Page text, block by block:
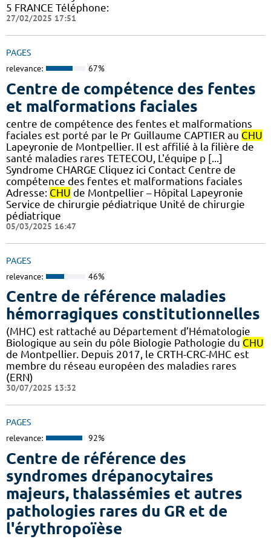
5 FRANCE Téléphone:
27/02/2025 17:51
PAGES
relevance: 67%
Centre de compétence des fentes
et malformations faciales
centre de compétence des fentes et malformations
faciales est porté par le Pr Guillaume CAPTIER au CHU
Lapeyronie de Montpellier. Il est affilié à la filière de
santé maladies rares TETECOU, L'équipe p [...]
Syndrome CHARGE Cliquez ici Contact Centre de
compétence des fentes et malformations faciales
Adresse: CHU de Montpellier – Hôpital Lapeyronie
Service de chirurgie pédiatrique Unité de chirurgie
pédiatrique
05/03/2025 16:47
PAGES
relevance: 46%
Centre de référence maladies
hémorragiques constitutionnelles
(MHC) est rattaché au Département d’Hématologie
Biologique au sein du pôle Biologie Pathologie du CHU
de Montpellier. Depuis 2017, le CRTH-CRC-MHC est
membre du réseau européen des maladies rares
(ERN)
30/07/2025 13:32
PAGES
relevance: 92%
Centre de référence des
syndromes drépanocytaires
majeurs, thalassémies et autres
pathologies rares du GR et de
l'érythropoïèse